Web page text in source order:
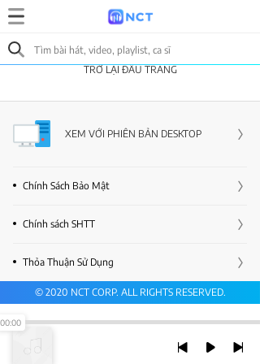
TRỞ LẠI ĐẦU TRANG
XEM VỚI PHIÊN BẢN DESKTOP
Chính Sách Bảo Mật
Chính sách SHTT
Thỏa Thuận Sử Dụng
© 2020 NCT CORP. ALL RIGHTS RESERVED.
00:00